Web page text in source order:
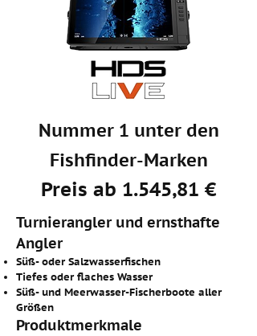
Nummer 1 unter den
Fishfinder-Marken
Preis ab 1.545,81 €
Turnierangler und ernsthafte
Angler​
Süß- oder Salzwasserfischen
Tiefes oder flaches Wasser
Süß- und Meerwasser-Fischerboote aller
Größen
Produktmerkmale